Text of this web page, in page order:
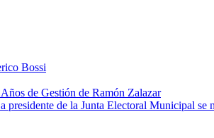
Bossi
de Gestión de Ramón Zalazar
presidente de la Junta Electoral Municipal se